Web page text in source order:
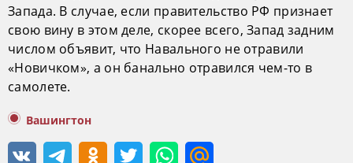
Запада. В случае, если правительство РФ признает
свою вину в этом деле, скорее всего, Запад задним
числом объявит, что Навального не отравили
«Новичком», а он банально отравился чем-то в
самолете.
Вашингтон